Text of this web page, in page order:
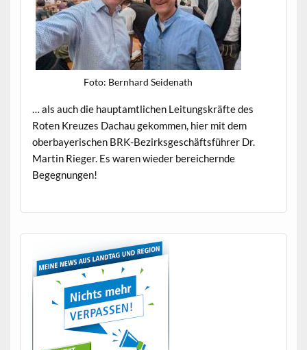
Foto: Bern­hard Seidenath
… als auch die haup­tamtlichen Leitungskräfte des
Roten Kreuzes Dachau gekom­men, hier mit dem
ober­bay­erischen BRK-Bezirks­geschäfts­führer Dr.
Mar­tin Rieger. Es waren wieder bere­ich­ernde
Begegnungen!